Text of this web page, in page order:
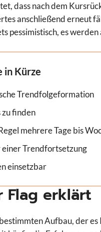
dass nach dem
anschließend
pessimistisch, es
in Kürze
Trendfolgeformation
finden
mehrere Tage bis
einer Trendfortsetzung
einsetzbar
Flag erklärt
Aufbau, der